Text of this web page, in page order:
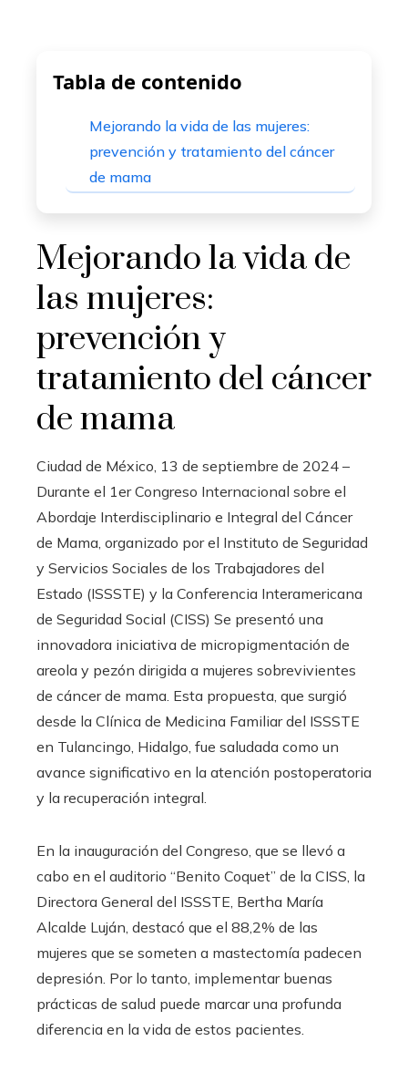
Tabla de contenido
Mejorando la vida de las mujeres:
prevención y tratamiento del cáncer
de mama
Mejorando la vida de
las mujeres:
prevención y
tratamiento del cáncer
de mama
Ciudad de México, 13 de septiembre de 2024 –
Durante el 1er Congreso Internacional sobre el
Abordaje Interdisciplinario e Integral del Cáncer
de Mama, organizado por el Instituto de Seguridad
y Servicios Sociales de los Trabajadores del
Estado (ISSSTE) y la Conferencia Interamericana
de Seguridad Social (CISS) Se presentó una
innovadora iniciativa de micropigmentación de
areola y pezón dirigida a mujeres sobrevivientes
de cáncer de mama. Esta propuesta, que surgió
desde la Clínica de Medicina Familiar del ISSSTE
en Tulancingo, Hidalgo, fue saludada como un
avance significativo en la atención postoperatoria
y la recuperación integral.
En la inauguración del Congreso, que se llevó a
cabo en el auditorio “Benito Coquet” de la CISS, la
Directora General del ISSSTE, Bertha María
Alcalde Luján, destacó que el 88,2% de las
mujeres que se someten a mastectomía padecen
depresión. Por lo tanto, implementar buenas
prácticas de salud puede marcar una profunda
diferencia en la vida de estos pacientes.